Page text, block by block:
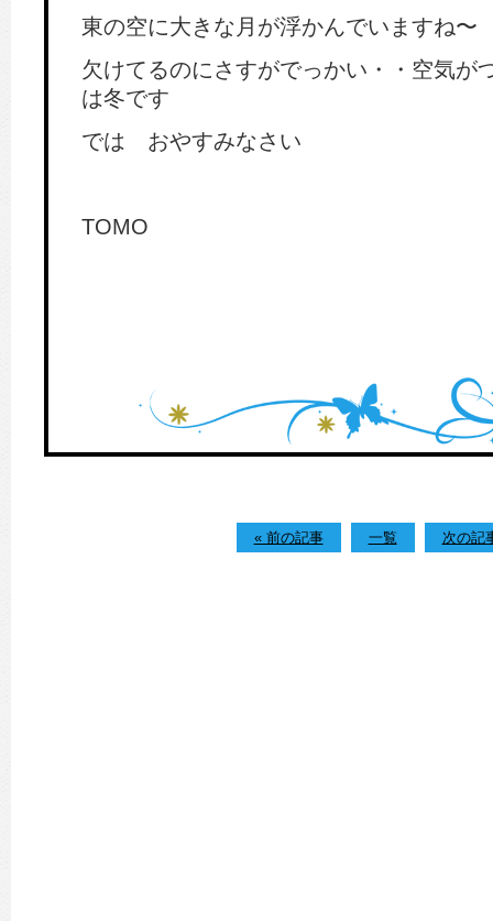
東の空に大きな月が浮かんでいますね〜
欠けてるのにさすがでっかい・・空気が
は冬です
では おやすみなさい
TOMO
« 前の記事 一覧 次の記